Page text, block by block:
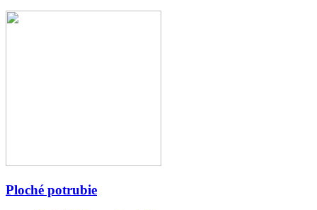
Ploché potrubie